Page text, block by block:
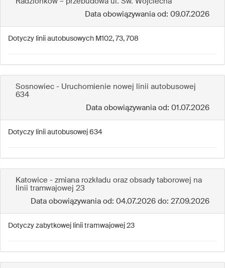
Data obowiązywania od: 09.07.2026
Dotyczy linii autobusowych M102, 73, 708
Sosnowiec - Uruchomienie nowej linii autobusowej
634
Data obowiązywania od: 01.07.2026
Dotyczy linii autobusowej 634
Katowice - zmiana rozkładu oraz obsady taborowej na
linii tramwajowej 23
Data obowiązywania od: 04.07.2026 do: 27.09.2026
Dotyczy zabytkowej linii tramwajowej 23